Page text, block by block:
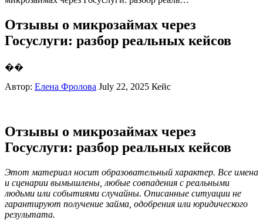
Отзывы о микрозаймах через
Госуслуги: разбор реальных кейсов
��
Автор: Елена Фролова July 22, 2025 Кейс
Отзывы о микрозаймах через
Госуслуги: разбор реальных кейсов
Этот материал носит образовательный характер. Все имена
и сценарии вымышлены, любые совпадения с реальными
людьми или событиями случайны. Описанные ситуации не
гарантируют получение займа, одобрения или юридического
результата.